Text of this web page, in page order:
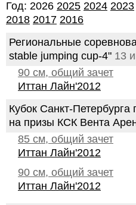
Год: 2026 2025 2024 2023
2018 2017 2016
Региональные
stable jumping cup-4" 13
90 см, общий зачет
Иттан Лайн'2012
Кубок Санкт-Петербурга
на призы КСК Вента
85 см, общий зачет
Иттан Лайн'2012
90 см, общий зачет
Иттан Лайн'2012